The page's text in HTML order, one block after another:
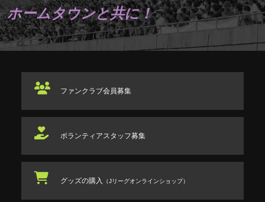
ホームタウンと共に！
ファンクラブ会員募集
ボランティアスタッフ募集
グッズの購入 （Jリーグオンラインショップ）